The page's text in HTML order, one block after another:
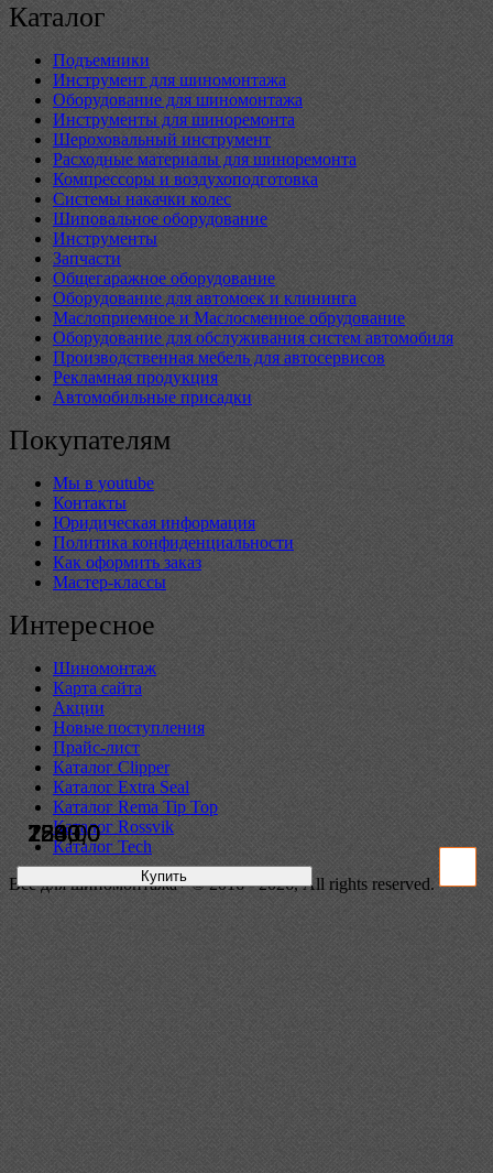
728,0
Купить
2800,0
Купить
1533,0
Купить
2240,0
Купить
Каталог
Подъемники
Инструмент для шиномонтажа
Оборудование для шиномонтажа
Инструменты для шиноремонта
Шероховальный инструмент
Расходные материалы для шиноремонта
Компрессоры и воздухоподготовка
Системы накачки колес
Шиповальное оборудование
Инструменты
Запчасти
Общегаражное оборудование
Оборудование для автомоек и клининга
Маслоприемное и Маслосменное обрудование
Оборудование для обслуживания систем автомобиля
Производственная мебель для автосервисов
Рекламная продукция
Автомобильные присадки
Покупателям
Мы в youtube
Контакты
Юридическая информация
Политика конфиденциальности
Как оформить заказ
Мастер-классы
Интересное
Шиномонтаж
Карта сайта
Акции
Новые поступления
Прайс-лист
Каталог Clipper
Каталог Extra Seal
Каталог Rema Tip Top
Каталог Rossvik
Каталог Tech
Всё для шиномонтажа+ © 2016 - 2026, All rights reserved.